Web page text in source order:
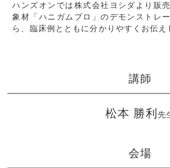
ハンズオンでは株式会社ヨシダより販
象材「ハニガムプロ」のデモンストレ
ら、臨床例とともに分かりやすくお伝え
講師
松本 勝利先
会場